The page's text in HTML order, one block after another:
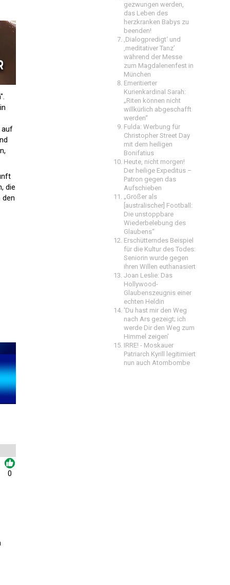
auf
die
den
0
gezwungen werden,
das Leben des
herzkranken Babys zu
beenden!
‚Dialogpredigt‘ und
‚meditativer Tanz’
während der Messe
zum Magdalenenfest in
München
Emeritierter
Kurienkardinal Sarah:
„Riten können nicht
willkürlich abgeschafft
werden“
Fulda: Werbung für
Christopher Street Day
mit dem heiligen
Bonifatius
Heute, nicht morgen!
Der heilige Expeditus –
Patron gegen das
Aufschieben
„Größer als
[australischer] Football:
Die unstoppbare
Wiederbelebung des
Glaubens“
Erschütterndes Beispiel
für die Kultur des Todes:
Seniorin wurde gegen
ihren Willen euthanasiert
Joan Leslie: Das
Hollywood-
Glaubenszeugnis einer
echten Heldin
'Du hast mir den Weg
nach Ars gezeigt; ich
werde Dir den Weg zum
Himmel zeigen'
IRRE! - Moskauer
Patriarch Kyrill legitimiert
nun auch Atombombe